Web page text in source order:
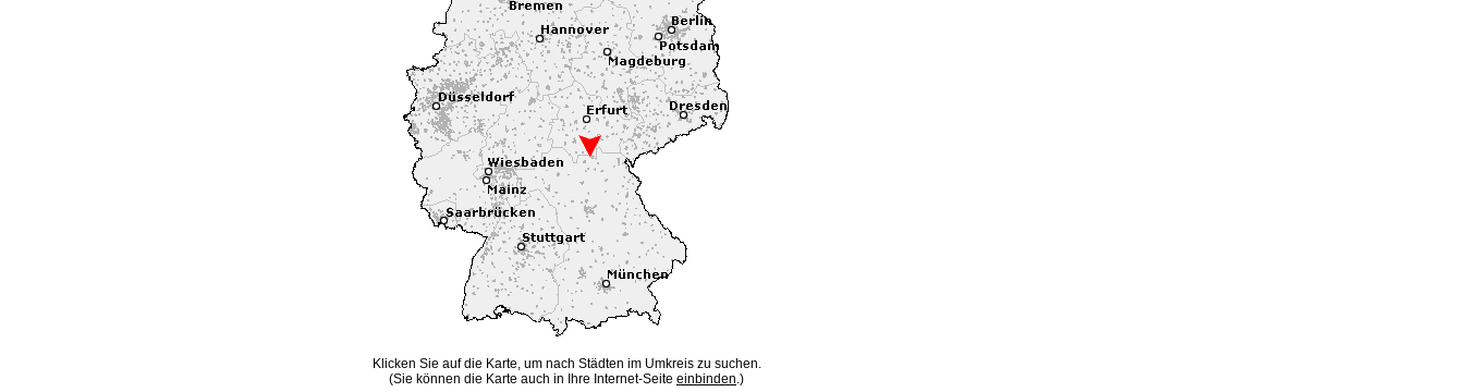
Klicken Sie auf die Karte, um nach Städten im Umkreis zu suchen.
(Sie können die Karte auch in Ihre Internet-Seite einbinden.)